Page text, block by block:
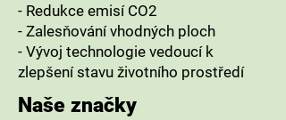
- Redukce emisí CO2
- Zalesňování vhodných ploch
- Vývoj technologie vedoucí k
zlepšení stavu životního prostředí
Naše značky